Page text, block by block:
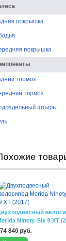
покрышка
покрышка
тормоз
тормоз
штырь
Ninety-Six 9.XT
840 руб.